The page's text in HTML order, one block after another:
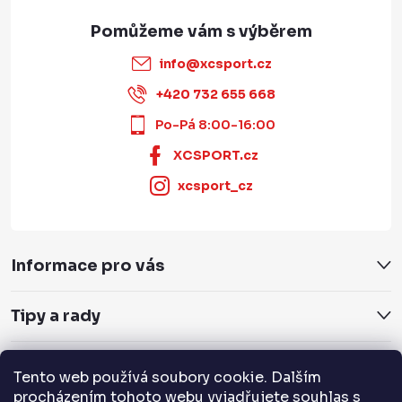
Tento web používá soubory cookie. Dalším
procházením tohoto webu vyjadřujete souhlas s
info@xcsport.cz
+420 732 655 668
Po-Pá 8:00-16:00
XCSPORT.cz
xcsport_cz
Informace pro vás
Tipy a rady
Servis a služby